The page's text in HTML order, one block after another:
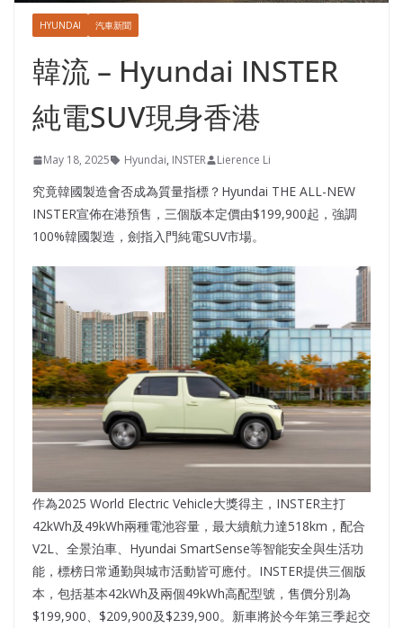
HYUNDAI 汽車新聞
韓流 – Hyundai INSTER
純電SUV現身香港
May 18, 2025 Hyundai, INSTER Lierence Li
究竟韓國製造會否成為質量指標？Hyundai THE ALL-NEW
INSTER宣佈在港預售，三個版本定價由$199,900起，強調
100%韓國製造，劍指入門純電SUV市場。
作為2025 World Electric Vehicle大獎得主，INSTER主打
42kWh及49kWh兩種電池容量，最大續航力達518km，配合
V2L、全景泊車、Hyundai SmartSense等智能安全與生活功
能，標榜日常通勤與城市活動皆可應付。INSTER提供三個版
本，包括基本42kWh及兩個49kWh高配型號，售價分別為
$199,900、$209,900及$239,900。新車將於今年第三季起交